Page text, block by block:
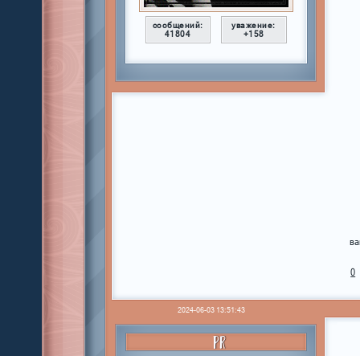
сообщений:
41804
уважение:
+158
0
2024-06-03 13:51:43
PR